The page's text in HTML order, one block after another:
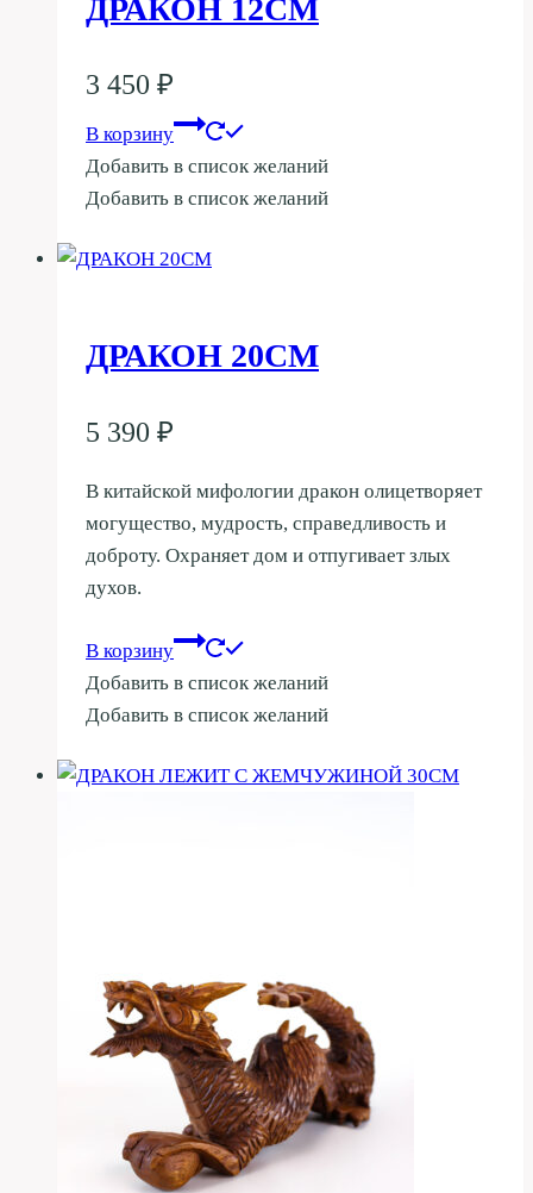
ДРАКОН 12СМ
3 450 ₽
В корзину
Добавить в список желаний
Добавить в список желаний
ДРАКОН 20СМ
5 390 ₽
В китайской мифологии дракон олицетворяет
могущество, мудрость, справедливость и
доброту. Охраняет дом и отпугивает злых
духов.
В корзину
Добавить в список желаний
Добавить в список желаний